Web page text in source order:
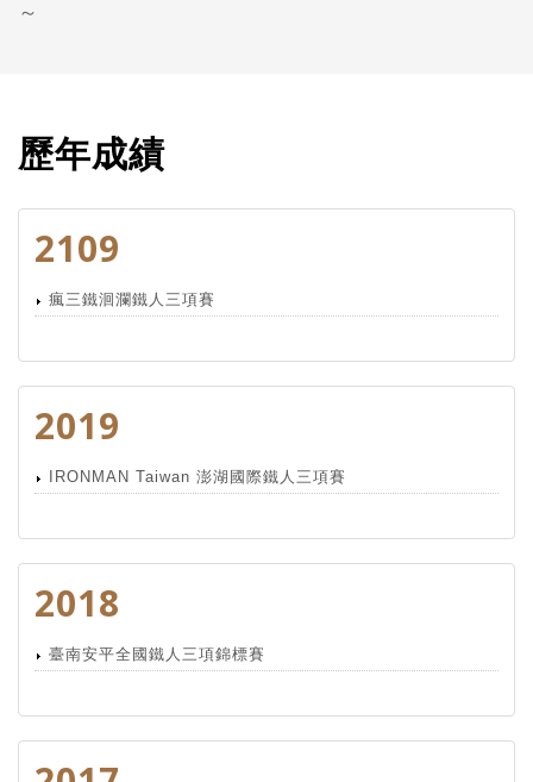
～
歷年成績
2109
瘋三鐵洄瀾鐵人三項賽
2019
IRONMAN Taiwan 澎湖國際鐵人三項賽
2018
臺南安平全國鐵人三項錦標賽